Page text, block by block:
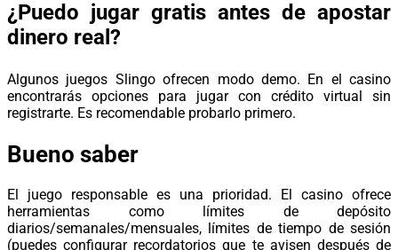
¿Puedo jugar gratis antes de apostar
dinero real?
Algunos juegos Slingo ofrecen modo demo. En el casino
encontrarás opciones para jugar con crédito virtual sin
registrarte. Es recomendable probarlo primero.
Bueno saber
El juego responsable es una prioridad. El casino ofrece
herramientas como límites de depósito
diarios/semanales/mensuales, límites de tiempo de sesión
(puedes configurar recordatorios que te avisen después de